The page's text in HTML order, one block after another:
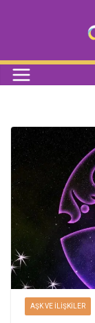
AŞK VE İLIŞKILER